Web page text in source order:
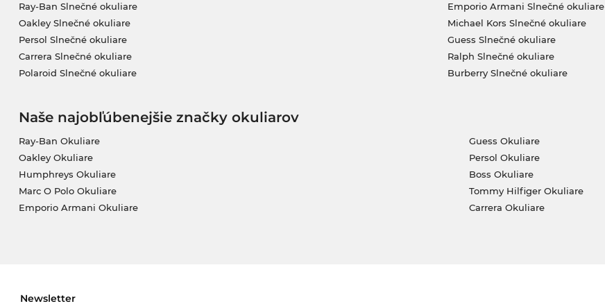
Ray-Ban Slnečné okuliare
Oakley Slnečné okuliare
Persol Slnečné okuliare
Carrera Slnečné okuliare
Polaroid Slnečné okuliare
Emporio Armani Slnečné okuliare
Michael Kors Slnečné okuliare
Guess Slnečné okuliare
Ralph Slnečné okuliare
Burberry Slnečné okuliare
Naše najobľúbenejšie značky okuliarov
Ray-Ban Okuliare
Oakley Okuliare
Humphreys Okuliare
Marc O Polo Okuliare
Emporio Armani Okuliare
Guess Okuliare
Persol Okuliare
Boss Okuliare
Tommy Hilfiger Okuliare
Carrera Okuliare
Newsletter